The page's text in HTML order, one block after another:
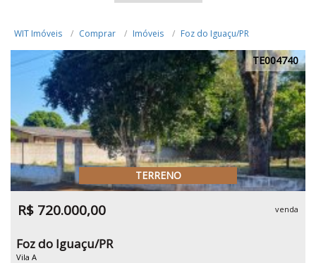
WIT Imóveis Comprar Imóveis Foz do Iguaçu/PR
TE004740
TERRENO
R$ 720.000,00 venda
Foz do Iguaçu/PR
Vila A